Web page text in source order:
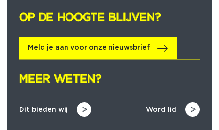
OP DE HOOGTE BLIJVEN?
OP DE HOOGTE BLIJVEN?
Meld je aan voor onze nieuwsbrief
MEER WETEN?
MEER WETEN?
Dit bieden wij Word lid